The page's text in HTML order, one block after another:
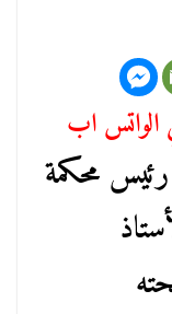
الواتس اب
رئيس محكمة